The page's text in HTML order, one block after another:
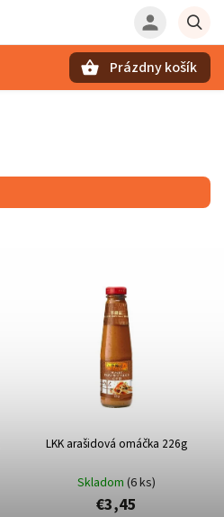
Prázdny košík
LKK arašidová omáčka 226g
Skladom (6 ks)
€3,45